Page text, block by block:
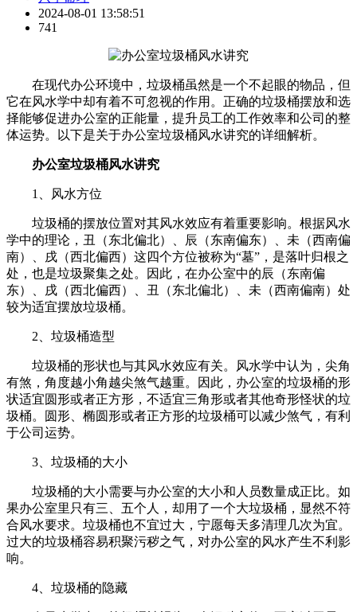
2024-08-01 13:58:51
741
在现代办公环境中，垃圾桶虽然是一个不起眼的物品，但
它在风水学中却有着不可忽视的作用。正确的垃圾桶摆放和选
择能够促进办公室的正能量，提升员工的工作效率和公司的整
体运势。以下是关于办公室垃圾桶风水讲究的详细解析。
办公室垃圾桶风水讲究
1、风水方位
垃圾桶的摆放位置对其风水效应有着重要影响。根据风水
学中的理论，丑（东北偏北）、辰（东南偏东）、未（西南偏
南）、戌（西北偏西）这四个方位被称为“墓”，是落叶归根之
处，也是垃圾聚集之处。因此，在办公室中的辰（东南偏
东）、戌（西北偏西）、丑（东北偏北）、未（西南偏南）处
较为适宜摆放垃圾桶。
2、垃圾桶造型
垃圾桶的形状也与其风水效应有关。风水学中认为，尖角
有煞，角度越小角越尖煞气越重。因此，办公室的垃圾桶的形
状适宜圆形或者正方形，不适宜三角形或者其他奇形怪状的垃
圾桶。圆形、椭圆形或者正方形的垃圾桶可以减少煞气，有利
于公司运势。
3、垃圾桶的大小
垃圾桶的大小需要与办公室的大小和人员数量成正比。如
果办公室里只有三、五个人，却用了一个大垃圾桶，显然不符
合风水要求。垃圾桶也不宜过大，宁愿每天多清理几次为宜。
过大的垃圾桶容易积聚污秽之气，对办公室的风水产生不利影
响。
4、垃圾桶的隐藏